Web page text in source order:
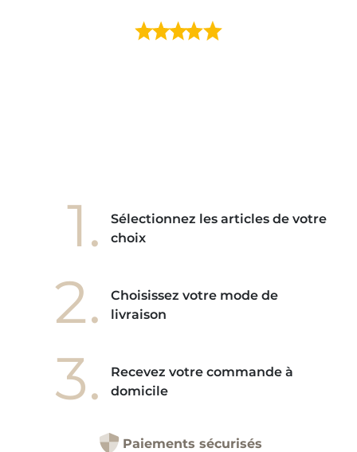
1.
Sélectionnez les articles de votre
choix
2.
Choisissez votre mode de
livraison
3.
Recevez votre commande à
domicile
Paiements sécurisés